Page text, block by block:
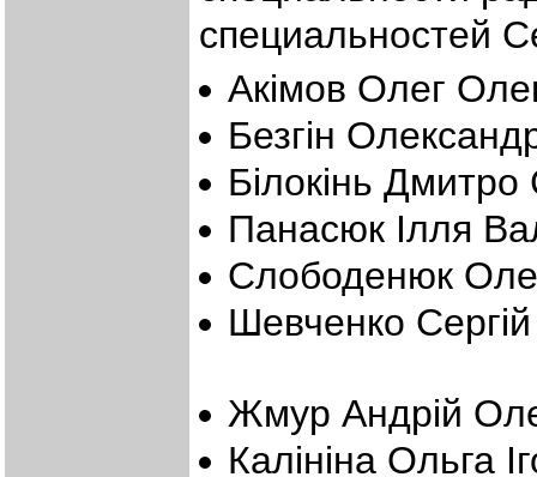
специальностей
Акімов Олег
Безгін
Білокінь
Панасюк Ілля
Слободенюк
Шевченко
Жмур Андрій
Калініна Ольга